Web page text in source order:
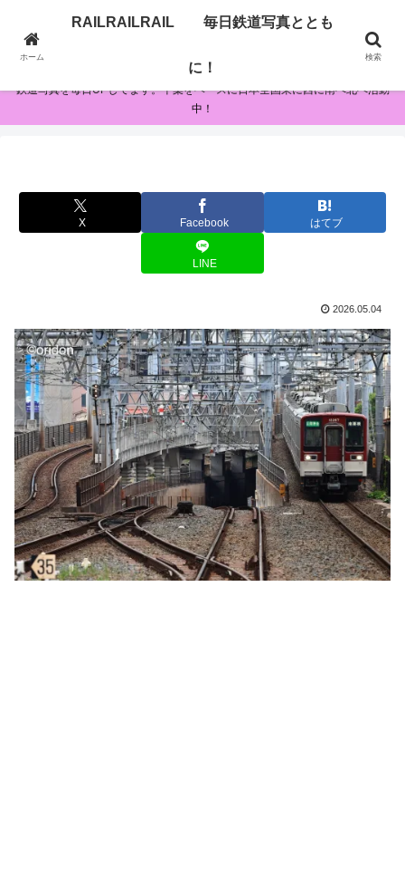
RAILRAILRAIL 毎日鉄道写真とともに！
鉄道写真を毎日UPしてます。千葉をベースに日本全国東に西に南へ北へ活動
中！
X Facebook はてブ
LINE
2026.05.04
ホーム
RAILRAILRAIL 毎日鉄道写真ととも
に！
検索